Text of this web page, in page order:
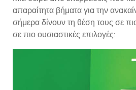
απαραίτητα βήματα για την
σήμερα δίνουν τη θέση τους σε
σε πιο ουσιαστικές επιλογές: